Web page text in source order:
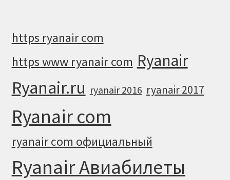
https ryanair com
https www ryanair com Ryanair
Ryanair.ru ryanair 2016 ryanair 2017
Ryanair com
ryanair com официальный
Ryanair Авиабилеты